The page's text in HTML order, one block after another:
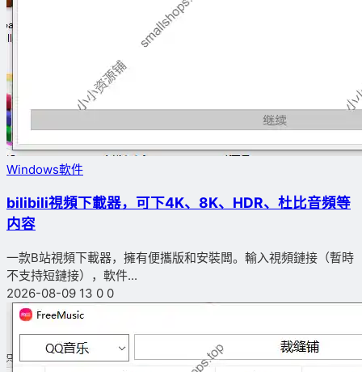
Windows軟件
bilibili視頻下載器，可下4K、8K、HDR、杜比音頻等
内容
一款B站視頻下載器，擁有便攜版和安裝闆。輸入視頻鏈接（暫時
不支持短鏈接），軟件...
2026-08-09 13 0 0